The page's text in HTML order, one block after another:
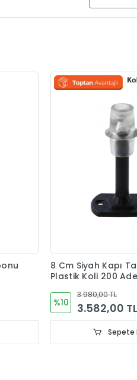
8 Cm Siyah Kapı
Plastik Koli 200
%10
3.980,00 TL
3.582,00 TL
Sepete